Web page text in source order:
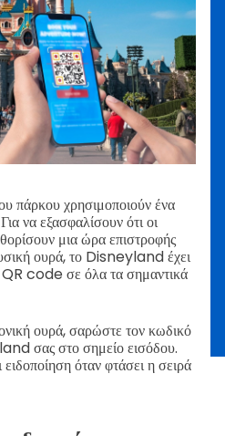
πάρκου χρησιμοποιούν ένα
να εξασφαλίσουν ότι οι
μια ώρα επιστροφής
ουρά, το Disneyland έχει
code σε όλα τα σημαντικά
ουρά, σαρώστε τον κωδικό
σας στο σημείο εισόδου.
όταν φτάσει η σειρά